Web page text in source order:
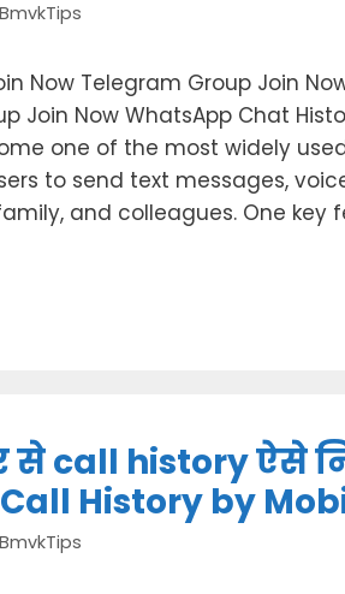
BmvkTips
Now Telegram Group Join
Join Now WhatsApp Chat
one of the most widely
to send text messages,
and colleagues. One key
से call history ऐसे
History by
BmvkTips